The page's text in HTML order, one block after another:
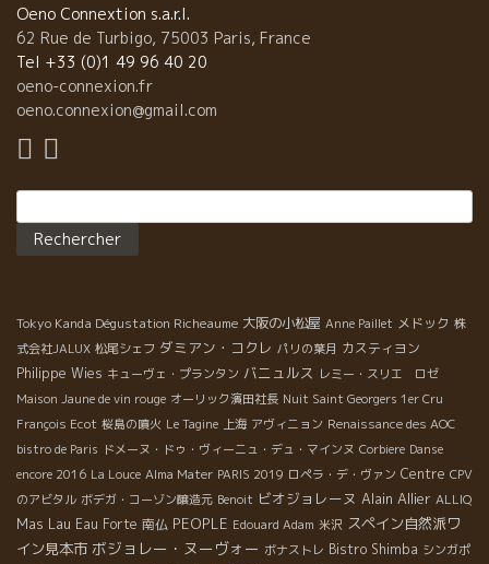
いる！！ こんな驚愕のワインの造るパスカル・ショワムさんとロ
ランス・アリアスさんの写真と畑の写真を添付しておきます。
Oeno Connextion s.a.r.l.
62 Rue de Turbigo, 75003 Paris, France
Tel +33 (0)1 49 96 40 20
oeno-connexion.fr
oeno.connexion@gmail.com
Tokyo Kanda Dégustation Richeaume 大阪の小松屋 Anne Paillet メドック 株
式会社JALUX 松尾シェフ ダミアン・コクレ パリの葉月 カスティヨン
Philippe Wies キューヴェ・プランタン バニュルス レミー・スリエ ロゼ
Maison Jaune de vin rouge オーリック濱田社長 Nuit Saint Georgers 1er Cru
François Ecot 桜島の噴火 Le Tagine 上海 アヴィニョン Renaissance des AOC
bistro de Paris ドメーヌ・ドゥ・ヴィーニュ・デュ・マインヌ Corbiere Danse
encore 2016 La Louce Alma Mater PARIS 2019 ロペラ・デ・ヴァン Centre CPV
のアビタル ボデガ・コーゾン醸造元 Benoit ビオジョレーヌ Alain Allier ALLIQ
Mas Lau Eau Forte 南仏 PEOPLE Edouard Adam 米沢 スペイン自然派ワ
イン見本市 ボジョレー・ヌーヴォー ボナストレ Bistro Shimba シンガポ